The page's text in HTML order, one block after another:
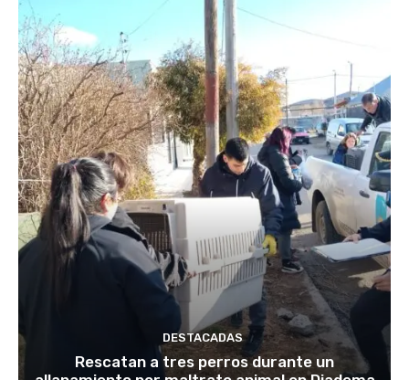
DESTACADAS
Rescatan a tres perros durante un